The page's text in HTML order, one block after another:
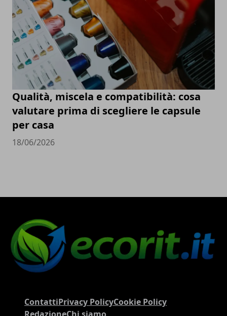
Qualità, miscela e compatibilità: cosa
valutare prima di scegliere le capsule
per casa
18/06/2026
ContattiPrivacy PolicyCookie Policy